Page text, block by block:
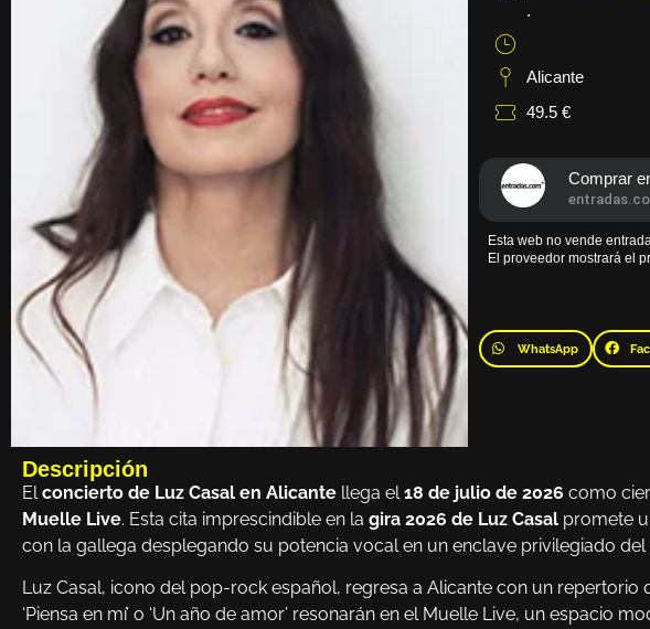
.
Alicante
49.5 €
Comprar
Esta web no vende
El proveedor mostrará el
WhatsApp
Descripción
Elconcierto de Luz Casal en Alicante llega el18 de julio de 2026 como
Muelle Live. Esta cita imprescindible en la gira 2026 de Luz Casal promete
con la gallega desplegando su potencia vocal en un enclave privilegiado del
Luz Casal, icono del pop-rock español, regresa a Alicante con un repertorio
‘Piensa en mí’ o ‘Un año de amor’ resonarán en el Muelle Live, un espacio